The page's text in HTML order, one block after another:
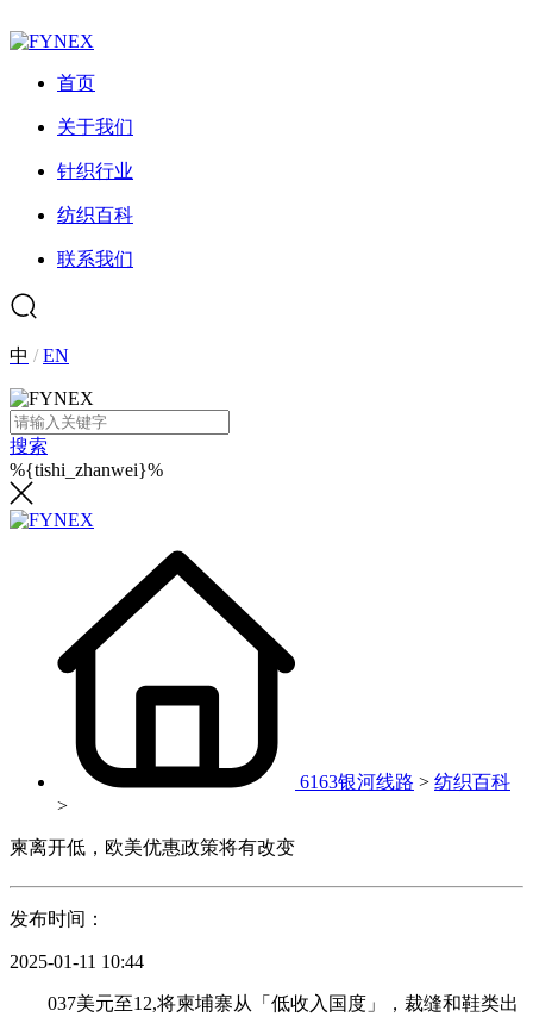
首页
关于我们
针织行业
纺织百科
联系我们
中 /EN
搜索
%{tishi_zhanwei}%
6163银河线路 > 纺织百科
>
柬离开低，欧美优惠政策将有改变
发布时间：
2025-01-11 10:44
037美元至12,将柬埔寨从「低收入国度」，裁缝和鞋类出